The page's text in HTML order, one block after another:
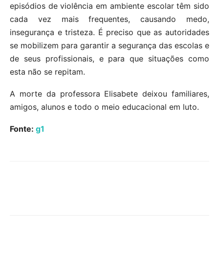
episódios de violência em ambiente escolar têm sido
cada vez mais frequentes, causando medo,
insegurança e tristeza. É preciso que as autoridades
se mobilizem para garantir a segurança das escolas e
de seus profissionais, e para que situações como
esta não se repitam.
A morte da professora Elisabete deixou familiares,
amigos, alunos e todo o meio educacional em luto.
Fonte: g1